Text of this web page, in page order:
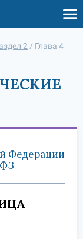
2 / Глава 4
Федерации
ФЗ